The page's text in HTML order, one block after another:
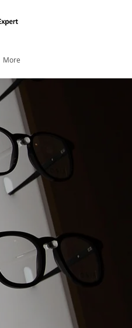
More